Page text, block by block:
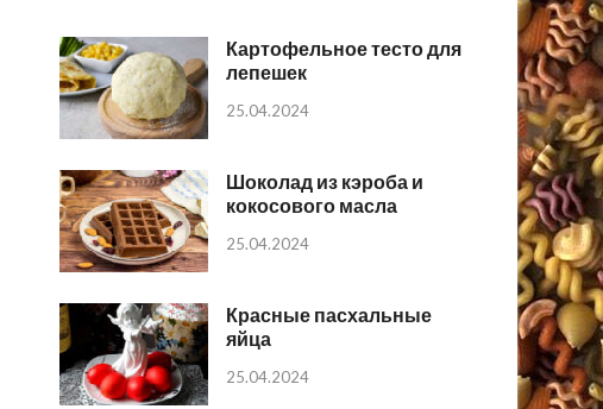
Картофельное тесто для
лепешек
25.04.2024
Шоколад из кэроба и
кокосового масла
25.04.2024
Красные пасхальные
яйца
25.04.2024